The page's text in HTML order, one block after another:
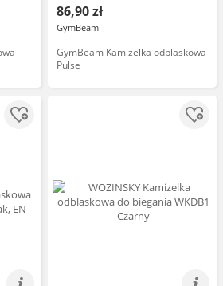
86,90 zł
GymBeam
GymBeam Kamizelka odblaskowa
Pulse